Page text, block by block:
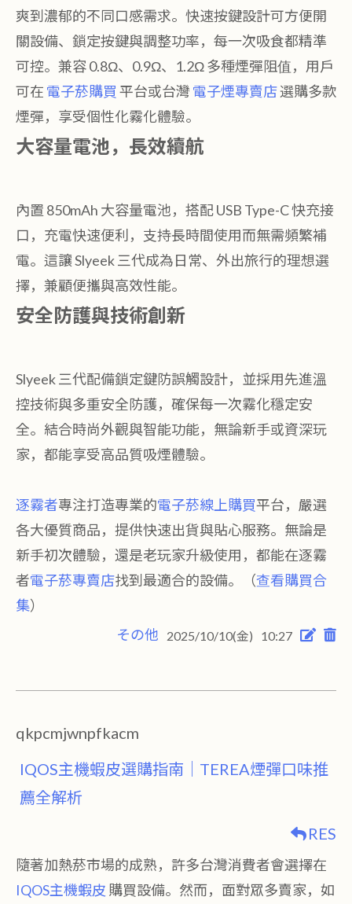
爽到濃郁的不同口感需求。快速按鍵設計可方便開
關設備、鎖定按鍵與調整功率，每一次吸食都精準
可控。兼容 0.8Ω、0.9Ω、1.2Ω 多種煙彈阻值，用戶
可在 電子菸購買 平台或台灣 電子煙專賣店選購多款
煙彈，享受個性化霧化體驗。
大容量電池，長效續航
內置 850mAh 大容量電池，搭配 USB Type-C 快充接
口，充電快速便利，支持長時間使用而無需頻繁補
電。這讓 Slyeek 三代成為日常、外出旅行的理想選
擇，兼顧便攜與高效性能。
安全防護與技術創新
Slyeek 三代配備鎖定鍵防誤觸設計，並採用先進溫
控技術與多重安全防護，確保每一次霧化穩定安
全。結合時尚外觀與智能功能，無論新手或資深玩
家，都能享受高品質吸煙體驗。
逐霧者專注打造專業的電子菸線上購買平台，嚴選
各大優質商品，提供快速出貨與貼心服務。無論是
新手初次體驗，還是老玩家升級使用，都能在逐霧
者電子菸專賣店找到最適合的設備。（查看購買合
集）
その他
2025/10/10(金) 10:27
qkpcmjwnpfkacm
IQOS主機蝦皮選購指南｜TEREA煙彈口味推
薦全解析
RES
隨著加熱菸市場的成熟，許多台灣消費者會選擇在
IQOS主機蝦皮 購買設備。然而，面對眾多賣家，如